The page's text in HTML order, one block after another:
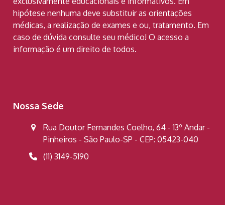
hipótese nenhuma deve substituir as orientações
médicas, a realização de exames e ou, tratamento. Em
caso de dúvida consulte seu médico! O acesso a
informação é um direito de todos.
Nossa Sede
Rua Doutor Fernandes Coelho, 64 - 13º Andar -
Pinheiros - São Paulo-SP - CEP: 05423-040
(11) 3149-5190